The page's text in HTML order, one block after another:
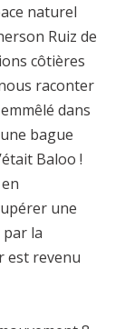
naturel
Ruiz de
côtières
raconter
dans
bague
Baloo !
une
la
est revenu